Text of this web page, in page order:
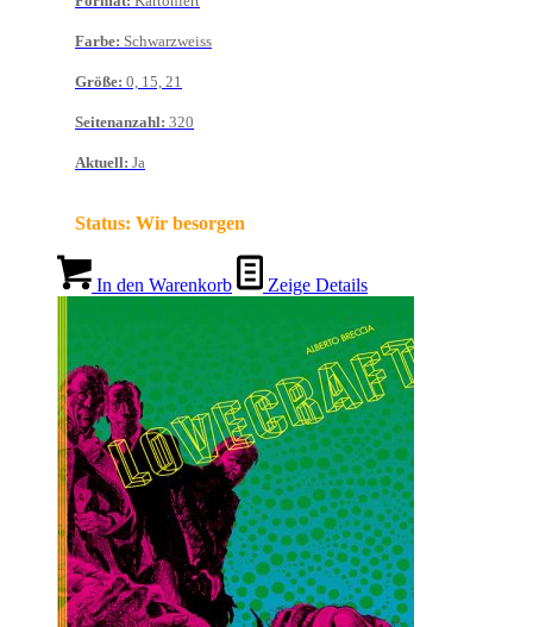
Farbe: Schwarzweiss
Größe: 0, 15, 21
Seitenanzahl: 320
Aktuell: Ja
Status: Wir besorgen
In den Warenkorb Zeige Details